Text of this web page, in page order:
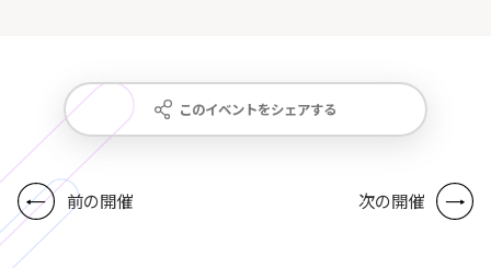
このイベントをシェアする
前の開催 次の開催